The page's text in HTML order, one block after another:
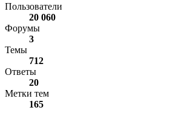
Пользователи
20 060
Форумы
3
Темы
712
Ответы
20
Метки тем
165